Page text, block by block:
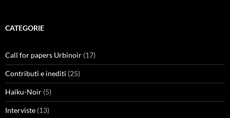
CATEGORIE
Call for papers Urbinoir (17)
Contributi e inediti (25)
Haiku-Noir (5)
Interviste (13)